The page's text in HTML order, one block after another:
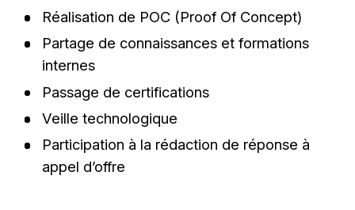
Réalisation de POC (Proof Of Concept)
Partage de connaissances et formations
internes
Passage de certifications
Veille technologique
Participation à la rédaction de réponse à
appel d’offre